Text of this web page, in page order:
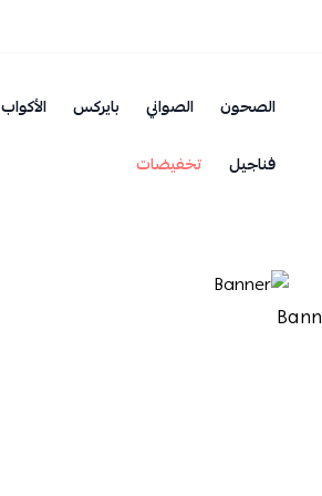
الصحون الصواني بايركس الأكواب
فناجيل
تخفيضات